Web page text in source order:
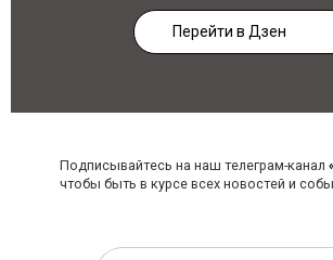
Перейти в Дзен
Подписывайтесь на наш телеграм-канал
чтобы быть в курсе всех новостей и